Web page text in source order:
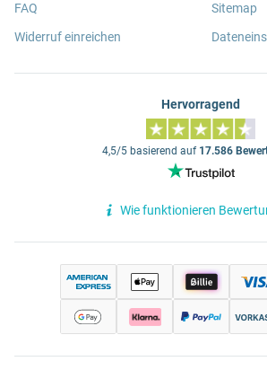
FAQ
Widerruf einreichen
Sitemap
Hervorragend
4,5/5 basierend auf 17.586
Wie funktionieren